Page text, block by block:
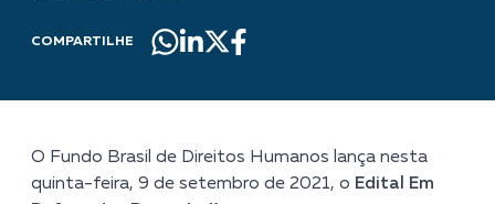
COMPARTILHE
O Fundo Brasil de Direitos Humanos lança nesta
quinta-feira, 9 de setembro de 2021, o Edital Em